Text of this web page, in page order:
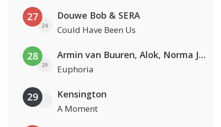
27
24
Douwe Bob & SERA
Could Have Been Us
28
29
Armin van Buuren, Alok, Norma Jean Martine & LAWRENT
Euphoria
29 Kensington
A Moment